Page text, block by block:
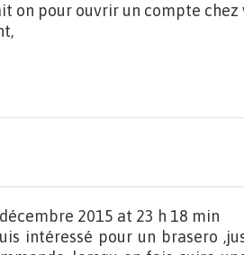
on pour ouvrir un compte chez
2015 at 23 h 18 min
intéressé pour un brasero